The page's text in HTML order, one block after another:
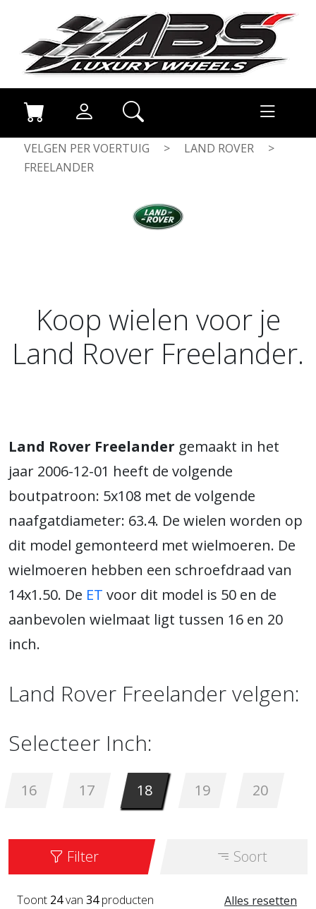
VELGEN PER VOERTUIG > LAND ROVER
>
FREELANDER
Koop wielen voor je
Land Rover Freelander.
Land Rover Freelander gemaakt in het
jaar 2006-12-01 heeft de volgende
boutpatroon: 5x108 met de volgende
naafgatdiameter: 63.4. De wielen worden op
dit model gemonteerd met wielmoeren. De
wielmoeren hebben een schroefdraad van
14x1.50. De ET voor dit model is 50 en de
aanbevolen wielmaat ligt tussen 16 en 20
inch.
Land Rover Freelander velgen:
Selecteer Inch:
16 17 18 19 20
Filter Soort
Alles resetten
Toont 24van 34producten